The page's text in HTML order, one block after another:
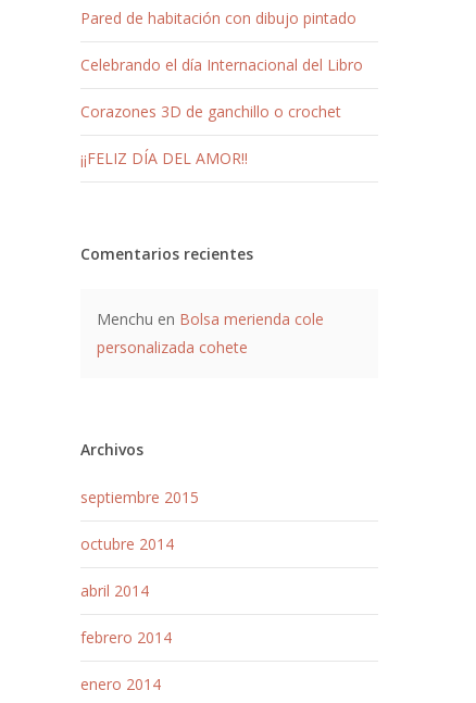
Pared de habitación con dibujo pintado
Celebrando el día Internacional del Libro
Corazones 3D de ganchillo o crochet
¡¡FELIZ DÍA DEL AMOR!!
Comentarios recientes
Menchu en Bolsa merienda cole
personalizada cohete
Archivos
septiembre 2015
octubre 2014
abril 2014
febrero 2014
enero 2014